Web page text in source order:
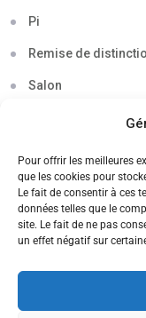
Pour offrir les meilleures
que les cookies pour
Le fait de consentir à ces
données telles que le
site. Le fait de ne pas
un effet négatif sur
Pi
Remise de
Salon
Soirée
Sortie découverte
Tau
Voyage